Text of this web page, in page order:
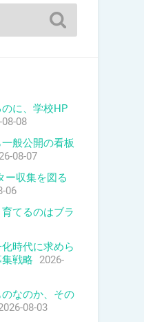
に、学校HP
08-08
般公開の看板
08-07
ー収集を図る
06
育てるのはブラ
時代に求めら
戦略 2026-
なのか、その
08-03